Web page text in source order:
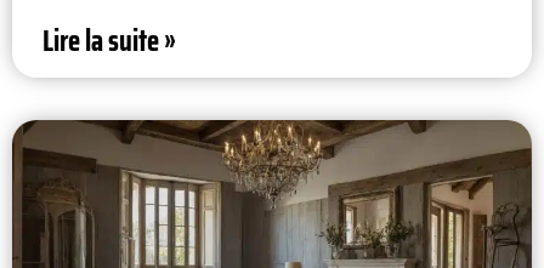
Lire la suite »